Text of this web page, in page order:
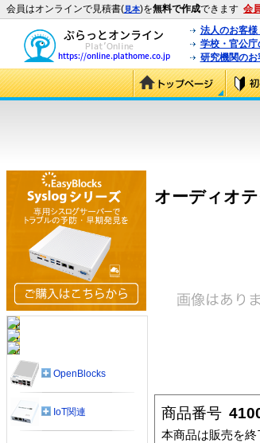
会員はオンラインで見積書(見本)を無料で作成できます 会
法人のお客
学校・官公
研究機関の
オーディオ
商品番号
本商品は販売を終
OpenBlocks
IoT関連